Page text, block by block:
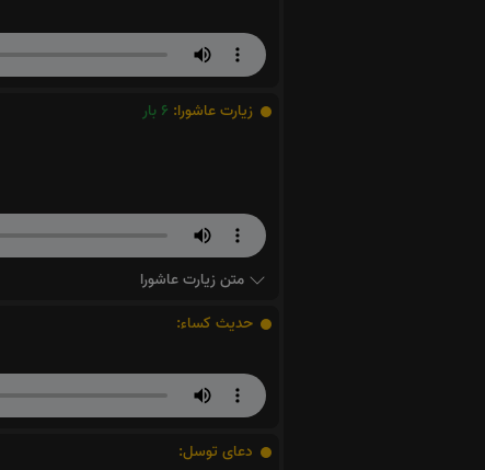
زیارت عاشورا: 6 بار
متن زیارت عاشورا
حدیث کساء:
دعای توسل: